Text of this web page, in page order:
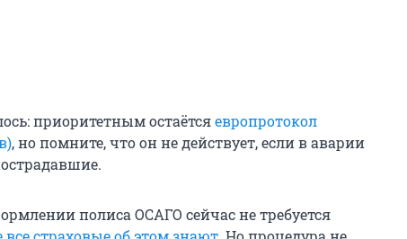
приоритетным остаётсяевропротокол
, но помните, что он не действует, если в аварии
полиса ОСАГО сейчас не требуется